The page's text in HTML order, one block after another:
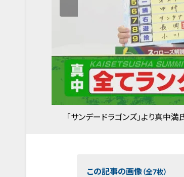
「サンデードラゴンズ」より真中
この記事の画像（全7枚）